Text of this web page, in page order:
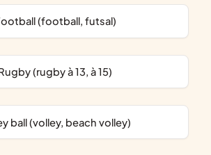
Football (football, futsal)
Rugby (rugby à 13, à 15)
ball (volley, beach volley)